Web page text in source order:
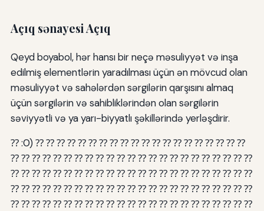
Açıq sənayesi Açıq
Qeyd boyabol, hər hansı bir neçə məsuliyyət və inşa
edilmiş elementlərin yaradılması üçün ən mövcud olan
məsuliyyət və sahələrdən sərgilərin qarşısını almaq
üçün sərgilərin və sahibliklərindən olan sərgilərin
səviyyətli və ya yarı-biyyatlı şəkillərində yerləşdirir.
⁇ :0) ⁇ ⁇ ⁇ ⁇ ⁇ ⁇ ⁇ ⁇ ⁇ ⁇ ⁇ ⁇ ⁇ ⁇ ⁇ ⁇ ⁇ ⁇ ⁇ ⁇
⁇ ⁇ ⁇ ⁇ ⁇ ⁇ ⁇ ⁇ ⁇ ⁇ ⁇ ⁇ ⁇ ⁇ ⁇ ⁇ ⁇ ⁇ ⁇ ⁇ ⁇ ⁇ ⁇
⁇ ⁇ ⁇ ⁇ ⁇ ⁇ ⁇ ⁇ ⁇ ⁇ ⁇ ⁇ ⁇ ⁇ ⁇ ⁇ ⁇ ⁇ ⁇ ⁇ ⁇ ⁇ ⁇
⁇ ⁇ ⁇ ⁇ ⁇ ⁇ ⁇ ⁇ ⁇ ⁇ ⁇ ⁇ ⁇ ⁇ ⁇ ⁇ ⁇ ⁇ ⁇ ⁇ ⁇ ⁇ ⁇
⁇ ⁇ ⁇ ⁇ ⁇ ⁇ ⁇ ⁇ ⁇ ⁇ ⁇ ⁇ ⁇ ⁇ ⁇ ⁇ ⁇ ⁇ ⁇ ⁇ ⁇ ⁇ ⁇